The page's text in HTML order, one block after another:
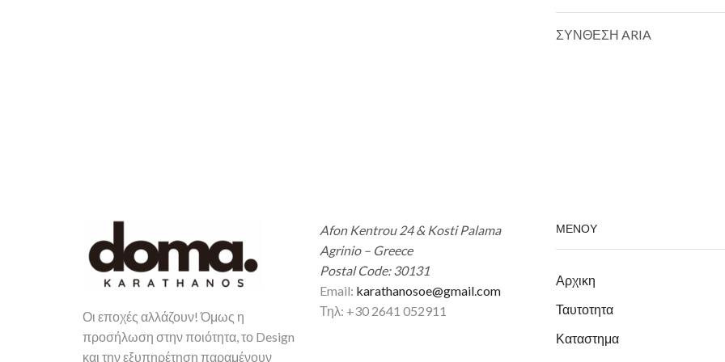
ΣΥΝΘΕΣΗ ARIA
Οι εποχές αλλάζουν! Όμως η
προσήλωση στην ποιότητα, το Design
και την εξυπηρέτηση παραμένουν
Afon Kentrou 24 & Kosti Palama
Agrinio – Greece
Postal Code: 30131
Email: karathanosoe@gmail.com
Τηλ: +30 2641 052911
ΜΕΝΟΥ
Αρχικη
Ταυτοτητα
Καταστημα